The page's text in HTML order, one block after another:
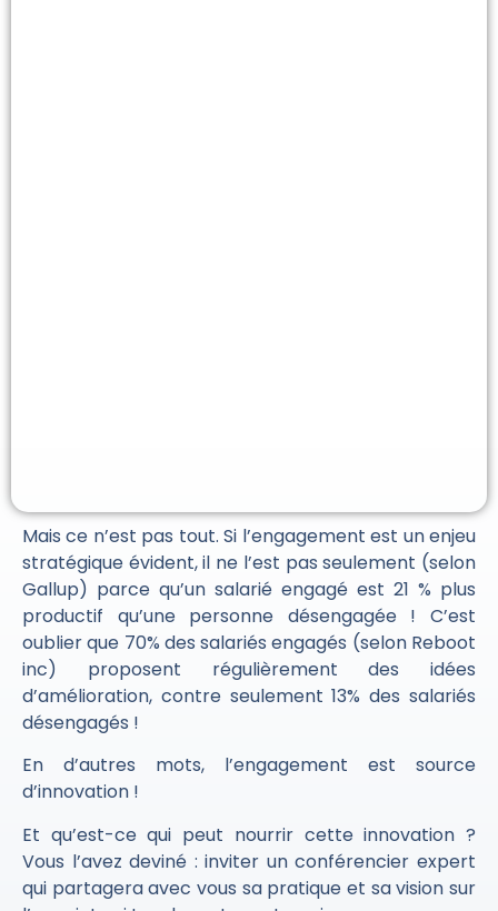
Mais ce n’est pas tout. Si l’engagement est un enjeu
stratégique évident, il ne l’est pas seulement (selon
Gallup) parce qu’un salarié engagé est 21 % plus
productif qu’une personne désengagée ! C’est
oublier que 70% des salariés engagés (selon Reboot
inc) proposent régulièrement des idées
d’amélioration, contre seulement 13% des salariés
désengagés !
En d’autres mots, l’engagement est source
d’innovation !
Et qu’est-ce qui peut nourrir cette innovation ?
Vous l’avez deviné : inviter un conférencier expert
qui partagera avec vous sa pratique et sa vision sur